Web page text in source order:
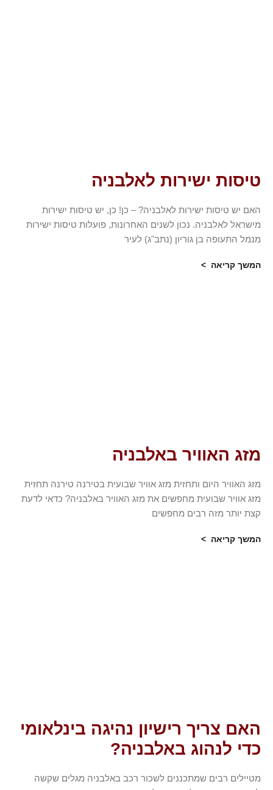
טיסות ישירות לאלבניה
האם יש טיסות ישירות לאלבניה? – כן! כן, יש טיסות ישירות
מישראל לאלבניה. נכון לשנים האחרונות, פועלות טיסות ישירות
מנמל התעופה בן גוריון (נתב"ג) לעיר
המשך קריאה >
מזג האוויר באלבניה
מזג האוויר היום ותחזית מזג אוויר שבועית בטירנה טירנה תחזית
מזג אוויר שבועית מחפשים את מזג האוויר באלבניה? כדאי לדעת
קצת יותר מזה רבים מחפשים
המשך קריאה >
האם צריך רישיון נהיגה בינלאומי
כדי לנהוג באלבניה?
מטיילים רבים שמתכננים לשכור רכב באלבניה מגלים שקשה